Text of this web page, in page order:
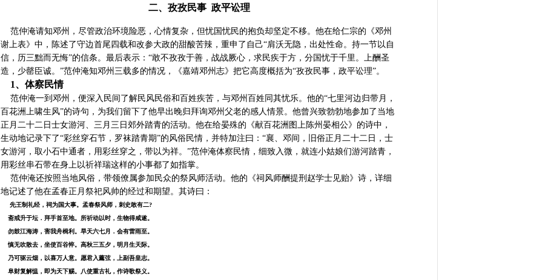
二、孜孜民事 政平讼理
范仲淹请知邓州，尽管政治环境险恶，心情复杂，但忧国忧民的抱负却坚定不移。他在给仁宗的《邓州
谢上表》中，陈述了守边首尾四载和改参大政的甜酸苦辣，重申了自己“肩沃无隐，出处性命。持一节以自
信，历三黜而无悔”的信条。最后表示：“敢不孜孜于善，战战厥心，求民疾于方，分国忧于千里。上酬圣
造，少罄臣诚。”范仲淹知邓州三载多的情况，《嘉靖邓州志》把它高度概括为“孜孜民事，政平讼理”。
1、体察民情
范仲淹一到邓州，便深入民间了解民风民俗和百姓疾苦，与邓州百姓同其忧乐。他的“七里河边归带月，
百花洲上啸生风”的诗句，为我们留下了他早出晚归拜询邓州父老的感人情景。他曾兴致勃勃地参加了当地
正月二十二日士女游河、三月三日郊外踏青的活动。他在给晏殊的《献百花洲图上陈州晏相公》的诗中，
生动地记录下了“彩丝穿石节，罗袜踏青期”的风俗民情，并特加注曰：“襄、邓间，旧俗正月二十二日，士
女游河，取小石中通者，用彩丝穿之，带以为祥。”范仲淹体察民情，细致入微，就连小姑娘们游河踏青，
用彩丝串石带在身上以祈祥瑞这样的小事都了如指掌。
范仲淹还按照当地风俗，带领僚属参加民众的祭风师活动。他的《祠风师酬提刑赵学士见贻》诗，详细
地记述了他在孟春正月祭祀风帅的经过和期望。其诗曰：
先王制礼经，祠为国大事。孟春祭风师，刺史敢有二?
斋戒升于坛．拜手首至地。所祈动以时，生物得咸遂。
勿鼓江海涛，害我舟楫利。旱天六七月．会有雷雨至。
慎无吹散去，坐使百谷悴。高秋三五夕，明月生天际。
乃可驱云烟，以喜万人意。愿君入薰弦，上副吾皇志。
阜财复解愠，即为天下赐。八使重古礼，作诗歌祭义。